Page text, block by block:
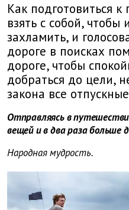
Как подготовиться
взять с собой,
захламить, и
дороге в поисках
дороге, чтобы
добраться до цели,
закона все
Отправляясь в
вещей и в два раза больше
Народная мудрость.